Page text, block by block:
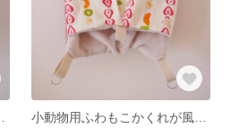
小動物用ふわもこかくれが風ハンモック